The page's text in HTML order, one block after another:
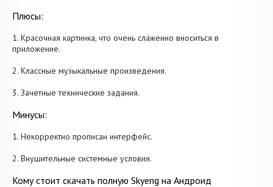
Плюсы:
1. Красочная картинка, что очень слаженно вноситься в
приложение.
2. Классные музыкальные произведения.
3. Зачетные технические задания.
Минусы:
1. Некорректно прописан интерфейс.
2. Внушительные системные условия.
Кому стоит скачать полную Skyeng на Андроид